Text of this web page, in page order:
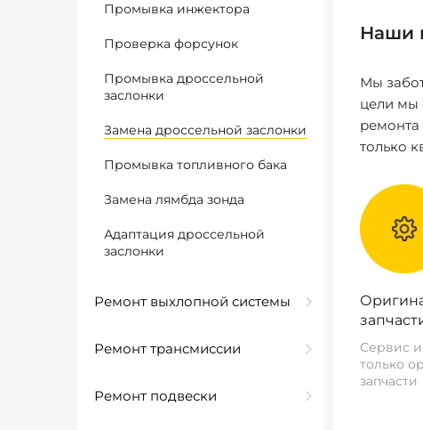
Промывка инжектора
Проверка форсунок
Промывка дроссельной
заслонки
Замена дроссельной заслонки
Промывка топливного бака
Замена лямбда зонда
Адаптация дроссельной
заслонки
Ремонт выхлопной системы
Ремонт трансмиссии
Ремонт подвески
Наши
Мы
цели мы
ремонта
только
Сервис
только
запчасти